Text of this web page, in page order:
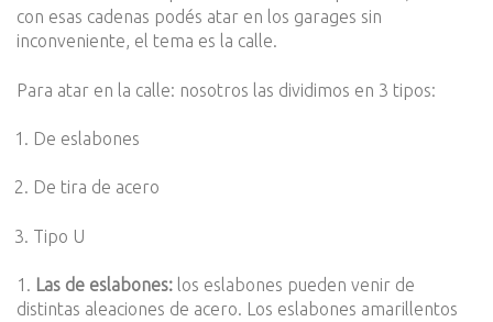
con esas cadenas podés atar en los garages sin
inconveniente, el tema es la calle.
Para atar en la calle: nosotros las dividimos en 3 tipos:
De eslabones
De tira de acero
Tipo U
1. Las de eslabones: los eslabones pueden venir de
distintas aleaciones de acero. Los eslabones amarillentos